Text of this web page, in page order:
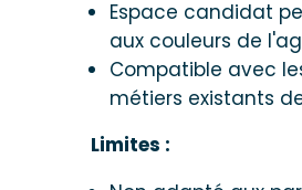
Espace candidat
aux couleurs de
Compatible avec
métiers existants
Limites :